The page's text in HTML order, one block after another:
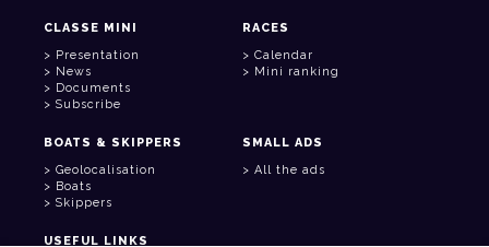
CLASSE MINI
Presentation
News
Documents
Subscribe
RACES
Calendar
Mini ranking
BOATS & SKIPPERS
Geolocalisation
Boats
Skippers
SMALL ADS
All the ads
USEFUL LINKS